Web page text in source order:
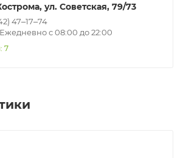
ул. Советская, 79/73
47‒17‒74
с 08:00 до 22:00
7